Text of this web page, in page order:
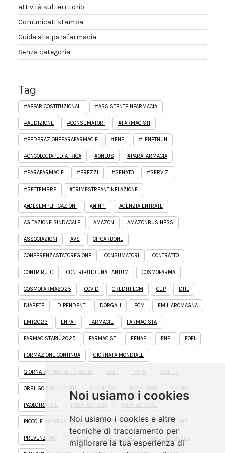
Noi usiamo i cookies
Noi usiamo i cookies e altre
tecniche di tracciamento per
migliorare la tua esperienza di
attività sul territorio
Comunicati stampa
Guida alla parafarmacia
Senza categoria
Tag
#AFFARICOSTITUZIONALI #ASSISTENTEINFARMACIA
#AUDIZIONE #CONSUMATORI #FARMACISTI
#FEDERAZIONEPARAFARMACIE #FNPI #LENETHUN
#ONCOLOGIAPEDIATRICA #ONLUS #PARAFARMACIA
#PARAFARMACIE #PREZZI #SENATO #SERVIZI
#SETTEMBRE #TRIMESTREANTINFLAZIONE
@DLSEMPLIFICAZIONI @FNPI AGENZIA ENTRATE
AGITAZIONE SINDACALE AMAZON AMAZONBUSINESS
ASSOCIAZIONI AVS CIPCARBONE
CONFERENZASTATOREGIONE CONSUMATORI CONTRATTO
CONTRIBUTO CONTRIBUTO UNA TANTUM COSMOFARMA
COSMOFARMA2025 COVID CREDITI ECM CUP DHL
DIABETE DIPENDENTI DORGALI ECM EMILIAROMAGNA
EMT2023 ENPAF FARMACIE FARMACISTA
FARMACISTAPIÙ2025 FARMACISTI FENAPI FNPI FOFI
FORMAZIONE CONTINUA GIORNATA MONDIALE
GIORNATAMONDIALEDIABETE GOLF HAIKU LOCKER
OBBLIGO FORMAZIONE ONCOLOGIA PAGAMENTI PAGOPA
PAOLOTRANDE PARAFARMACIA PARAFARMACIE
PICCOLE IMPRESE PMI POSTE ITALIANE POSTEITALIANE
PREVENZIONE PREZZI PROFESSIONE RHODIOLA ROSEA